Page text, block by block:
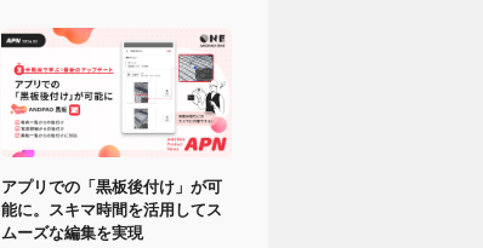
アプリでの「黒板後付け」が可
能に。スキマ時間を活用してス
ムーズな編集を実現